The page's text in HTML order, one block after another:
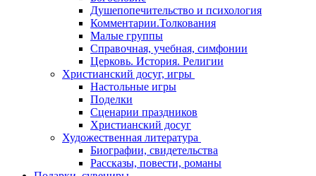
Душепопечительство и психология
Комментарии.Толкования
Малые группы
Справочная, учебная, симфонии
Церковь. История. Религии
Христианский досуг, игры
Настольные игры
Поделки
Сценарии праздников
Христианский досуг
Художественная литература
Биографии, свидетельства
Рассказы, повести, романы